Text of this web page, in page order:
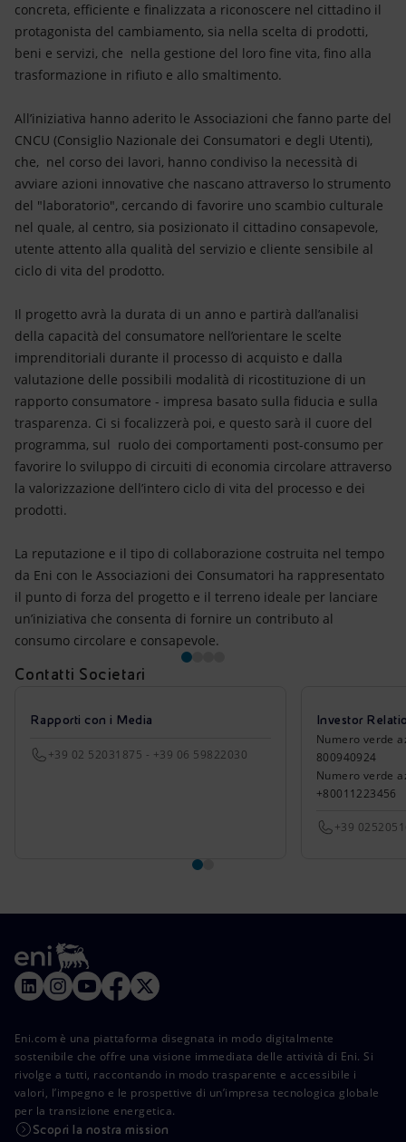
concreta, efficiente e finalizzata a riconoscere nel cittadino il
protagonista del cambiamento, sia nella scelta di prodotti,
beni e servizi, che nella gestione del loro fine vita, fino alla
trasformazione in rifiuto e allo smaltimento.
All’iniziativa hanno aderito le Associazioni che fanno parte del
CNCU (Consiglio Nazionale dei Consumatori e degli Utenti),
che, nel corso dei lavori, hanno condiviso la necessità di
avviare azioni innovative che nascano attraverso lo strumento
del "laboratorio", cercando di favorire uno scambio culturale
nel quale, al centro, sia posizionato il cittadino consapevole,
utente attento alla qualità del servizio e cliente sensibile al
ciclo di vita del prodotto.
Il progetto avrà la durata di un anno e partirà dall’analisi
della capacità del consumatore nell’orientare le scelte
imprenditoriali durante il processo di acquisto e dalla
valutazione delle possibili modalità di ricostituzione di un
rapporto consumatore - impresa basato sulla fiducia e sulla
trasparenza. Ci si focalizzerà poi, e questo sarà il cuore del
programma, sul ruolo dei comportamenti post-consumo per
favorire lo sviluppo di circuiti di economia circolare attraverso
la valorizzazione dell’intero ciclo di vita del processo e dei
prodotti.
La reputazione e il tipo di collaborazione costruita nel tempo
da Eni con le Associazioni dei Consumatori ha rappresentato
il punto di forza del progetto e il terreno ideale per lanciare
un’iniziativa che consenta di fornire un contributo al
consumo circolare e consapevole.
Contatti Societari
Rapporti con i Media
+39 02 52031875 - +39 06 59822030
Investor
Numero verde
800940924
Numero verde
+80011223456
+39
Eni.com è una piattaforma disegnata in modo digitalmente
sostenibile che offre una visione immediata delle attività di Eni. Si
rivolge a tutti, raccontando in modo trasparente e accessibile i
valori, l’impegno e le prospettive di un’impresa tecnologica globale
per la transizione energetica.
Scopri la nostra mission